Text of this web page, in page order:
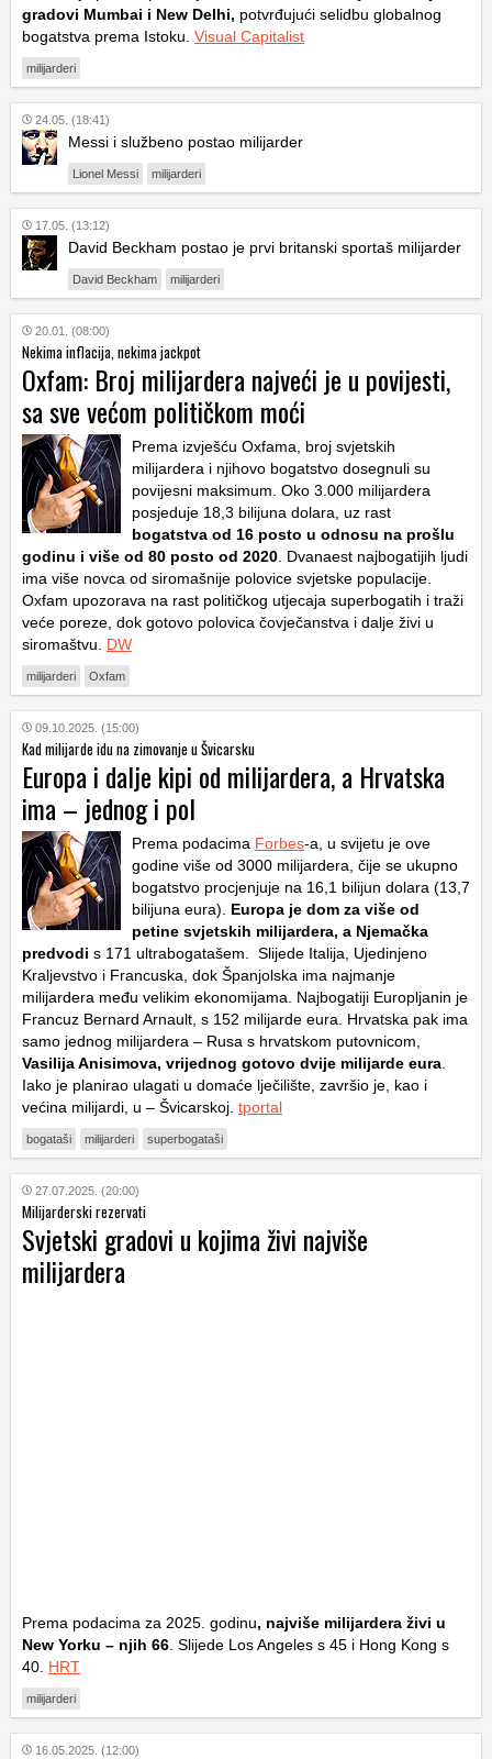
gradovi Mumbai i New Delhi, potvrđujući selidbu globalnog
bogatstva prema Istoku. Visual Capitalist
milijarderi
24.05. (18:41)
Messi i službeno postao milijarder
Lionel Messi milijarderi
17.05. (13:12)
David Beckham postao je prvi britanski sportaš milijarder
David Beckham milijarderi
20.01. (08:00)
Nekima inflacija, nekima jackpot
Oxfam: Broj milijardera najveći je u povijesti,
sa sve većom političkom moći
Prema izvješću Oxfama, broj svjetskih
milijardera i njihovo bogatstvo dosegnuli su
povijesni maksimum. Oko 3.000 milijardera
posjeduje 18,3 bilijuna dolara, uz rast
bogatstva od 16 posto u odnosu na prošlu
godinu i više od 80 posto od 2020 . Dvanaest najbogatijih ljudi
ima više novca od siromašnije polovice svjetske populacije.
Oxfam upozorava na rast političkog utjecaja superbogatih i traži
veće poreze, dok gotovo polovica čovječanstva i dalje živi u
siromaštvu. DW
milijarderi Oxfam
09.10.2025. (15:00)
Kad milijarde idu na zimovanje u Švicarsku
Europa i dalje kipi od milijardera, a Hrvatska
ima – jednog i pol
Prema podacima Forbes-a, u svijetu je ove
godine više od 3000 milijardera, čije se ukupno
bogatstvo procjenjuje na 16,1 bilijun dolara (13,7
bilijuna eura). Europa je dom za više od
petine svjetskih milijardera, a Njemačka
predvodi s 171 ultrabogatašem. Slijede Italija, Ujedinjeno
Kraljevstvo i Francuska, dok Španjolska ima najmanje
milijardera među velikim ekonomijama. Najbogatiji Europljanin je
Francuz Bernard Arnault, s 152 milijarde eura. Hrvatska pak ima
samo jednog milijardera – Rusa s hrvatskom putovnicom,
Vasilija Anisimova, vrijednog gotovo dvije milijarde eura
Iako je planirao ulagati u domaće lječilište, završio je, kao i
većina milijardi, u – Švicarskoj. tportal
bogataši milijarderi superbogataši
27.07.2025. (20:00)
Milijarderski rezervati
Svjetski gradovi u kojima živi najviše
milijardera
Prema podacima za 2025. godinu, najviše milijardera živi u
New Yorku – njih 66. Slijede Los Angeles s 45 i Hong Kong s
40. HRT
milijarderi
16.05.2025. (12:00)